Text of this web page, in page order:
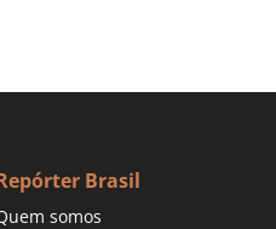
Brasil
somos